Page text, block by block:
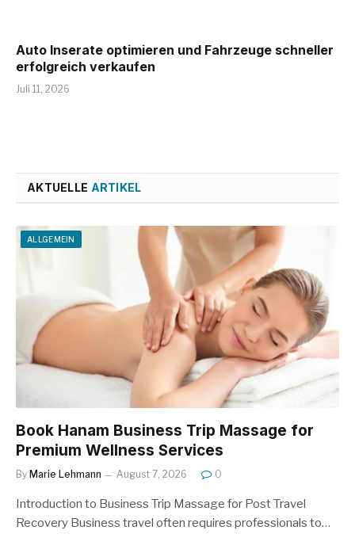
Auto Inserate optimieren und Fahrzeuge schneller
erfolgreich verkaufen
Juli 11, 2026
AKTUELLE ARTIKEL
ALLGEMEIN
Book Hanam Business Trip Massage for
Premium Wellness Services
By Marie Lehmann August 7, 2026 0
Introduction to Business Trip Massage for Post Travel
Recovery Business travel often requires professionals to…